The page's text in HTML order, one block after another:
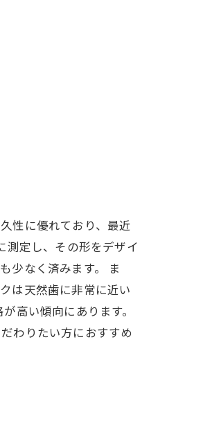
性に優れており、最近
測定し、その形をデザイ
少なく済みます。 ま
は天然歯に非常に近い
高い傾向にあります。
わりたい方におすすめ